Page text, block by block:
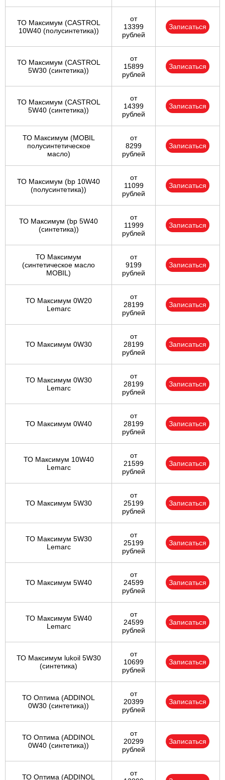
ТО Максимум (CASTROL
10W40 (полусинтетика))
от
13399
рублей
Записаться
ТО Максимум (CASTROL
5W30 (синтетика))
от
15899
рублей
Записаться
ТО Максимум (CASTROL
5W40 (синтетика))
от
14399
рублей
Записаться
ТО Максимум (MOBIL
полуcинтетическое
масло)
от
8299
рублей
Записаться
ТО Максимум (bp 10W40
(полусинтетика))
от
11099
рублей
Записаться
ТО Максимум (bp 5W40
(синтетика))
от
11999
рублей
Записаться
ТО Максимум
(cинтетическое масло
MOBIL)
от
9199
рублей
Записаться
ТО Максимум 0W20
Lemarc
от
28199
рублей
Записаться
ТО Максимум 0W30
от
28199
рублей
Записаться
ТО Максимум 0W30
Lemarc
от
28199
рублей
Записаться
ТО Максимум 0W40
от
28199
рублей
Записаться
ТО Максимум 10W40
Lemarc
от
21599
рублей
Записаться
ТО Максимум 5W30
от
25199
рублей
Записаться
ТО Максимум 5W30
Lemarc
от
25199
рублей
Записаться
ТО Максимум 5W40
от
24599
рублей
Записаться
ТО Максимум 5W40
Lemarc
от
24599
рублей
Записаться
ТО Максимум lukoil 5W30
(синтетика)
от
10699
рублей
Записаться
ТО Оптима (ADDINOL
0W30 (синтетика))
от
20399
рублей
Записаться
ТО Оптима (ADDINOL
0W40 (синтетика))
от
20299
рублей
Записаться
ТО Оптима (ADDINOL
от